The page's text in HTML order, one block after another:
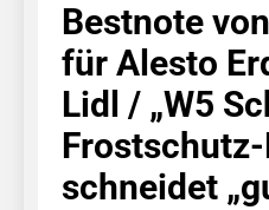
Bestnote
für Alesto
Lidl / „W5
schneidet